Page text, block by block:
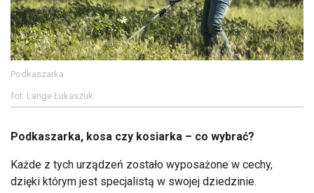
Podkaszarka
fot. Lange Łukaszuk
Podkaszarka, kosa czy kosiarka – co wybrać?
Każde z tych urządzeń zostało wyposażone w cechy,
dzięki którym jest specjalistą w swojej dziedzinie.